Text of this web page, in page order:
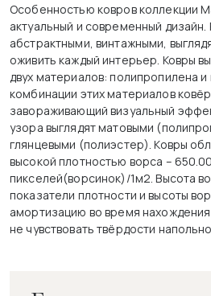
Особенностью ковров коллекции
актуальный и современный дизайн.
абстрактными, винтажными,
оживить каждый интерьер. Ковры
двух материалов: полипропилена и
комбинации этих материалов
завораживающий визуальный
узора выглядят матовыми
глянцевыми (полиэстер). Ковры
высокой плотностью ворса –
пикселей(ворсинок)/1м2. Высота
показатели плотности и высоты
амортизацию во время нахождения
не чувствовать твёрдости